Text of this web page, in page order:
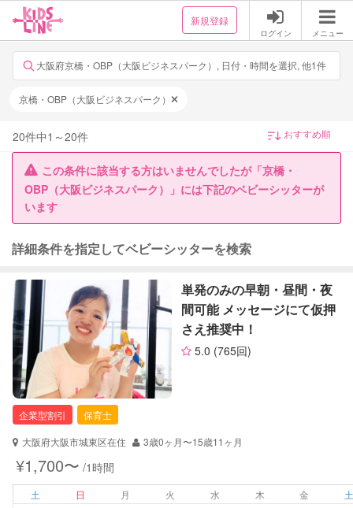
新規登録
ログイン メニュー
大阪府京橋・OBP（大阪ビジネスパーク）, 日付・時間を選択, 他1件
京橋・OBP（大阪ビジネスパーク）
20件中1 ～20件
この条件に該当する方はいませんでしたが「京橋・
OBP（大阪ビジネスパーク）」には下記のベビーシッターが
います
詳細条件を指定してベビーシッターを検索
単発のみの早朝・昼間・夜
間可能 メッセージにて仮押
さえ推奨中！
5.0 (765回)
企業型割引
保育士
大阪府大阪市城東区在住
3歳0ヶ月〜15歳11ヶ月
¥1,700〜 /1時間
土 日 月 火 水 木 金